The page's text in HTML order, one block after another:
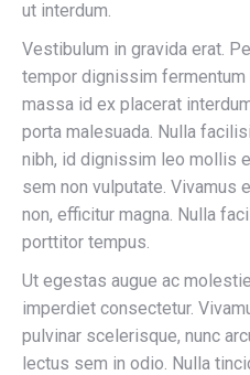
ut interdum.
Vestibulum in gravida erat.
tempor dignissim fermentum
massa id ex placerat
porta malesuada. Nulla
nibh, id dignissim leo mollis
sem non vulputate. Vivamus
non, efficitur magna. Nulla
porttitor tempus.
Ut egestas augue ac
imperdiet consectetur.
pulvinar scelerisque, nunc
lectus sem in odio. Nulla